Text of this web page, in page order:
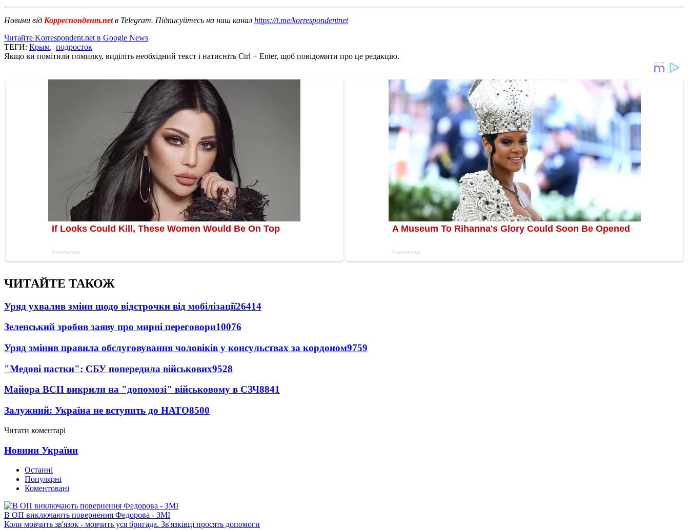
Новини від Корреспондент.netв Telegram. Підписуйтесь на наш канал https://t.me/korrespondentnet
Читайте Korrespondent.net в Google News
ТЕГИ: Крым, подросток
Якщо ви помітили помилку, виділіть необхідний текст і натисніть Ctrl + Enter, щоб повідомити про це редакцію.
ЧИТАЙТЕ ТАКОЖ
Уряд ухвалив зміни щодо відстрочки від мобілізації26414
Зеленський зробив заяву про мирні переговори10076
Уряд змінив правила обслуговування чоловіків у консульствах за кордоном9759
"Медові пастки": СБУ попередила військових9528
Майора ВСП викрили на "допомозі" військовому в СЗЧ8841
Залужний: Україна не вступить до НАТО8500
Читати коментарі
Новини України
Останні
Популярні
Коментовані
В ОП виключають повернення Федорова - ЗМІ
Коли мовчить зв'язок - мовчить уся бригада. Зв'язківці просять допомоги